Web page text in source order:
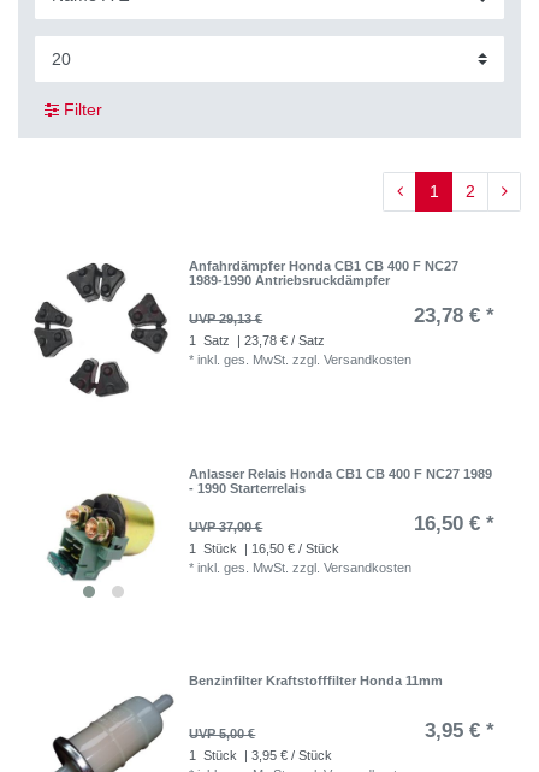
Filter
1 2
Anfahrdämpfer Honda CB1 CB 400 F NC27
1989-1990 Antriebsruckdämpfer
UVP 29,13 € 23,78 € *
1 Satz
| 23,78 € / Satz
*inkl. ges. MwSt. zzgl.Versandkosten
Anlasser Relais Honda CB1 CB 400 F NC27 1989
- 1990 Starterrelais
UVP 37,00 € 16,50 € *
1 Stück
| 16,50 € / Stück
*inkl. ges. MwSt. zzgl.Versandkosten
Benzinfilter Kraftstofffilter Honda 11mm
UVP 5,00 € 3,95 € *
1 Stück
| 3,95 € / Stück